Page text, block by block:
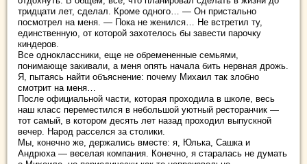
тридцати лет, сделал. Кроме одного… — Он пристально
посмотрел на меня. — Пока не женился… Не встретил ту,
единственную, от которой захотелось бы завести парочку
киндеров.
Все одноклассники, еще не обремененные семьями,
понимающе закивали, а меня опять начала бить нервная дрожь.
Я, пытаясь найти объяснение: почему Михаил так злобно
смотрит на меня…
После официальной части, которая проходила в школе, весь
наш класс переместился в небольшой уютный ресторанчик —
тот самый, в котором десять лет назад проходил выпускной
вечер. Народ расселся за столики.
Мы, конечно же, держались вместе: я, Юлька, Сашка и
Андрюха — веселая компания. Конечно, я старалась не думать